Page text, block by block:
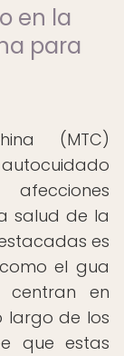
en la
para
(MTC)
salud de la
es
el gua
en
largo de los
que estas